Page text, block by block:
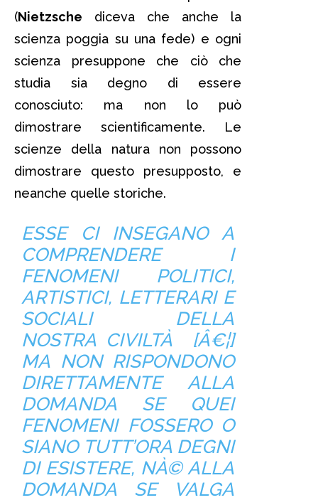
(Nietzsche diceva che anche la
scienza poggia su una fede) e ogni
scienza presuppone che ciò che
studia sia degno di essere
conosciuto: ma non lo può
dimostrare scientificamente. Le
scienze della natura non possono
dimostrare questo presupposto, e
neanche quelle storiche.
ESSE CI INSEGANO A
COMPRENDERE I
FENOMENI POLITICI,
ARTISTICI, LETTERARI E
SOCIALI DELLA
NOSTRA CIVILTÀ [Â€¦]
MA NON RISPONDONO
DIRETTAMENTE ALLA
DOMANDA SE QUEI
FENOMENI FOSSERO O
SIANO TUTT’ORA DEGNI
DI ESISTERE, NÀ© ALLA
DOMANDA SE VALGA